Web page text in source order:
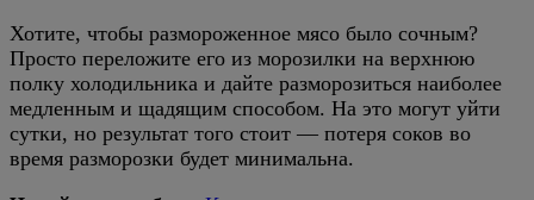
Хотите, чтобы размороженное мясо было сочным?
Просто переложите его из морозилки на верхнюю
полку холодильника и дайте разморозиться наиболее
медленным и щадящим способом. На это могут уйти
сутки, но результат того стоит — потеря соков во
время разморозки будет минимальна.